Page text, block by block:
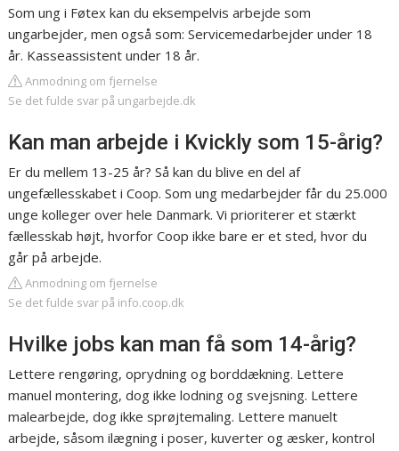
Som ung i Føtex kan du eksempelvis arbejde som
ungarbejder, men også som: Servicemedarbejder under 18
år. Kasseassistent under 18 år.
Anmodning om fjernelse
Se det fulde svar på ungarbejde.dk
Kan man arbejde i Kvickly som 15-årig?
Er du mellem 13-25 år? Så kan du blive en del af
ungefællesskabet i Coop. Som ung medarbejder får du 25.000
unge kolleger over hele Danmark. Vi prioriterer et stærkt
fællesskab højt, hvorfor Coop ikke bare er et sted, hvor du
går på arbejde.
Anmodning om fjernelse
Se det fulde svar på info.coop.dk
Hvilke jobs kan man få som 14-årig?
Lettere rengøring, oprydning og borddækning. Lettere
manuel montering, dog ikke lodning og svejsning. Lettere
malearbejde, dog ikke sprøjtemaling. Lettere manuelt
arbejde, såsom ilægning i poser, kuverter og æsker, kontrol